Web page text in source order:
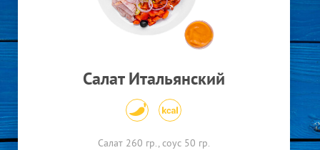
Салат Итальянский
Салат 260 гр., соус 50 гр.